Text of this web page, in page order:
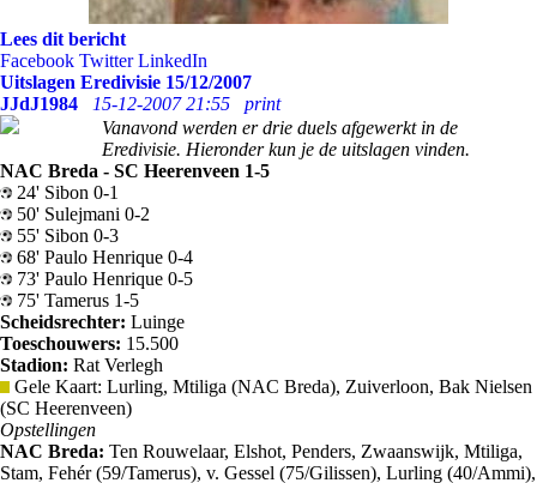
Lees dit bericht
Facebook Twitter LinkedIn
Uitslagen Eredivisie 15/12/2007
JJdJ1984
15-12-2007 21:55
print
Vanavond werden er drie duels afgewerkt in de
Eredivisie. Hieronder kun je de uitslagen vinden.
NAC Breda - SC Heerenveen 1-5
24' Sibon 0-1
50' Sulejmani 0-2
55' Sibon 0-3
68' Paulo Henrique 0-4
73' Paulo Henrique 0-5
75' Tamerus 1-5
Scheidsrechter: Luinge
Toeschouwers: 15.500
Stadion: Rat Verlegh
Gele Kaart: Lurling, Mtiliga (NAC Breda), Zuiverloon, Bak Nielsen
(SC Heerenveen)
Opstellingen
NAC Breda: Ten Rouwelaar, Elshot, Penders, Zwaanswijk, Mtiliga,
Stam, Fehér (59/Tamerus), v. Gessel (75/Gilissen), Lurling (40/Ammi),